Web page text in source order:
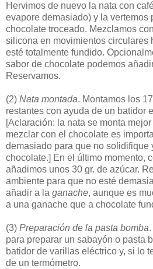
Hervimos de nuevo la nata con
evapore demasiado) y la vertemos
chocolate troceado. Mezclamos
silicona en movimientos circulares
esté totalmente fundido.
sabor de chocolate podemos
Reservamos.
(2) Nata montada. Montamos los
restantes con ayuda de un batidor
[Aclaración: la nata se monta
mezclar con el chocolate es
demasiado para que no solidifique
chocolate.] En el último momento,
añadimos unos 30 gr. de azúcar.
ambiente para que no esté
añadir a la ganache, aunque es
a una ganache que a chocolate
(3) Preparación de la pasta bomba
para preparar un sabayón o pasta
batidor de varillas eléctrico y, si lo
de un termómetro.